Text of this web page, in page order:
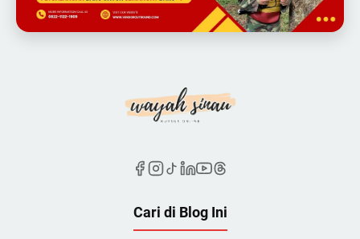
Cari di Blog Ini